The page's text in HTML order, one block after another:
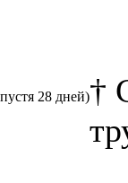
28 дней)†